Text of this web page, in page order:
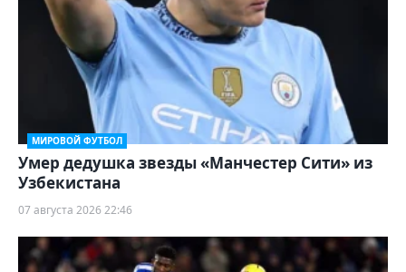
МИРОВОЙ ФУТБОЛ
Умер дедушка звезды «Манчестер Сити» из
Узбекистана
07 августа 2026 22:46